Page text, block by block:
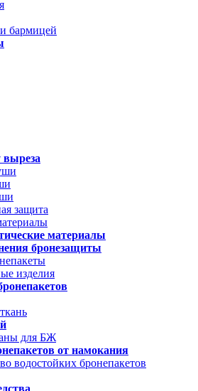
бармицей
выреза
защита
материалы
бронезащиты
изделия
для БЖ
от намокания
водостойких бронепакетов